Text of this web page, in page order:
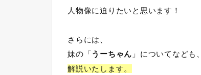
人物像に迫りたいと思います！
さらには、
妹の「 うーちゃん 」についてなども、
解説いたします。